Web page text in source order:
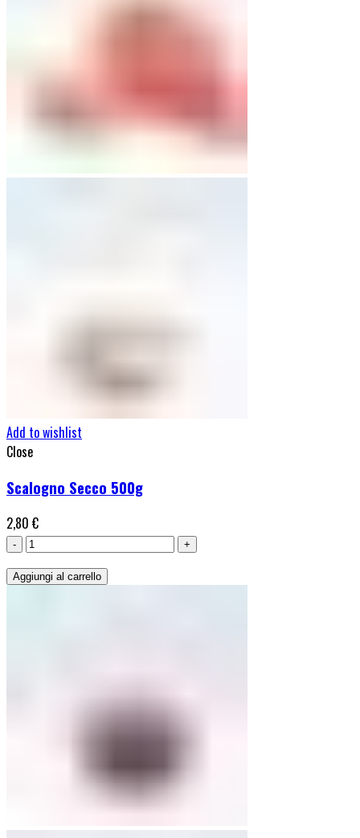
Add to wishlist
Close
Scalogno Secco 500g
2,80 €
Scalogno
500g
Aggiungi al carrello